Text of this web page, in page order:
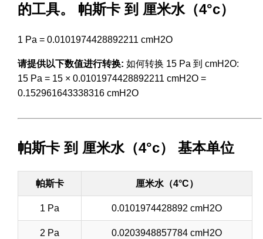
的工具。 帕斯卡 到 厘米水（4°c）
1 Pa = 0.0101974428892211 cmH2O
请提供以下数值进行转换: 如何转换 15 Pa 到 cmH2O:
15 Pa = 15 × 0.0101974428892211 cmH2O =
0.152961643338316 cmH2O
帕斯卡 到 厘米水（4°c） 基本单位
帕斯卡 厘米水（4°C）
1 Pa 0.0101974428892 cmH2O
2 Pa 0.0203948857784 cmH2O